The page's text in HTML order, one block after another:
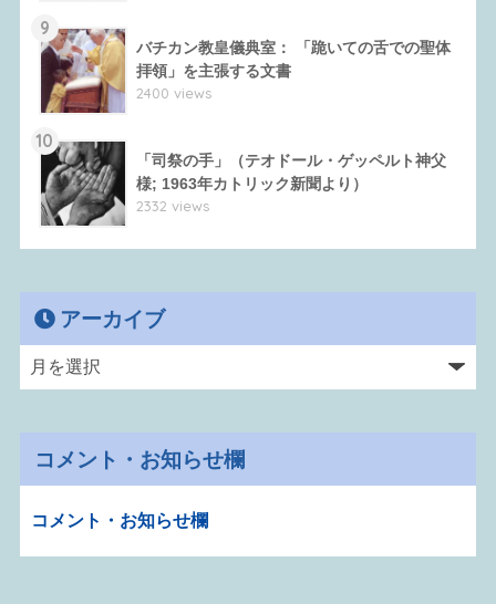
9
バチカン教皇儀典室： 「跪いての舌での聖体
拝領」を主張する文書
2400 views
10
「司祭の手」（テオドール・ゲッペルト神父
様; 1963年カトリック新聞より）
2332 views
アーカイブ
コメント・お知らせ欄
コメント・お知らせ欄